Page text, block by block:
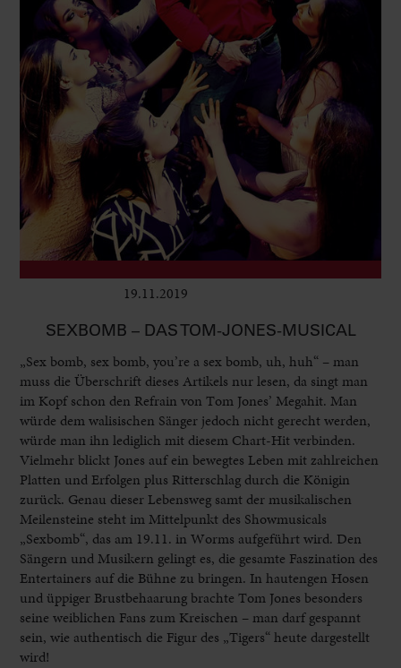
19.11.2019
SEXBOMB – DAS TOM-JONES-MUSICAL
„Sex bomb, sex bomb, you’re a sex bomb, uh, huh“ – man
muss die Überschrift dieses Artikels nur lesen, da singt man
im Kopf schon den Refrain von Tom Jones’ Megahit. Man
würde dem walisischen Sänger jedoch nicht gerecht werden,
würde man ihn lediglich mit diesem Chart-Hit verbinden.
Vielmehr blickt Jones auf ein bewegtes Leben mit zahlreichen
Platten und Erfolgen plus Ritterschlag durch die Königin
zurück. Genau dieser Lebensweg samt der musikalischen
Meilensteine steht im Mittelpunkt des Showmusicals
„Sexbomb“, das am 19.11. in Worms aufgeführt wird. Den
Sängern und Musikern gelingt es, die gesamte Faszination des
Entertainers auf die Bühne zu bringen. In hautengen Hosen
und üppiger Brustbehaarung brachte Tom Jones besonders
seine weiblichen Fans zum Kreischen – man darf gespannt
sein, wie authentisch die Figur des „Tigers“ heute dargestellt
wird!